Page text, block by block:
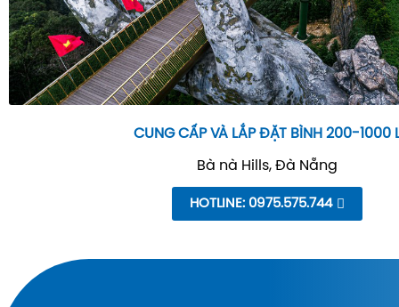
CUNG CẤP VÀ LẮP ĐẶT BÌNH 200-1000
Bà nà Hills, Đà Nẵng
HOTLINE: 0975.575.744